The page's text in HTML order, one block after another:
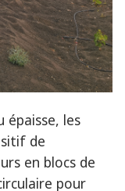
épaisse, les
de
en blocs de
pour